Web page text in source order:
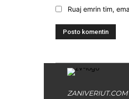
Ruaj emrin tim,
ZANIVERIUT.COM